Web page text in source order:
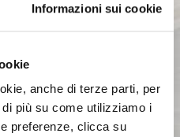
Informazioni sui cookie
anche di terze parti, per
più su come utilizziamo i
preferenze, clicca su